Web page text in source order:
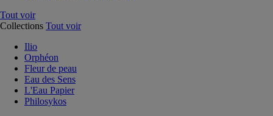
Tout voir
Collections Tout voir
Ilio
Orphéon
Fleur de peau
Eau des Sens
L'Eau Papier
Philosykos